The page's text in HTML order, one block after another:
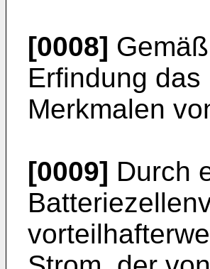
[0008]
Erfindung
Merkmalen
[0009] Durch